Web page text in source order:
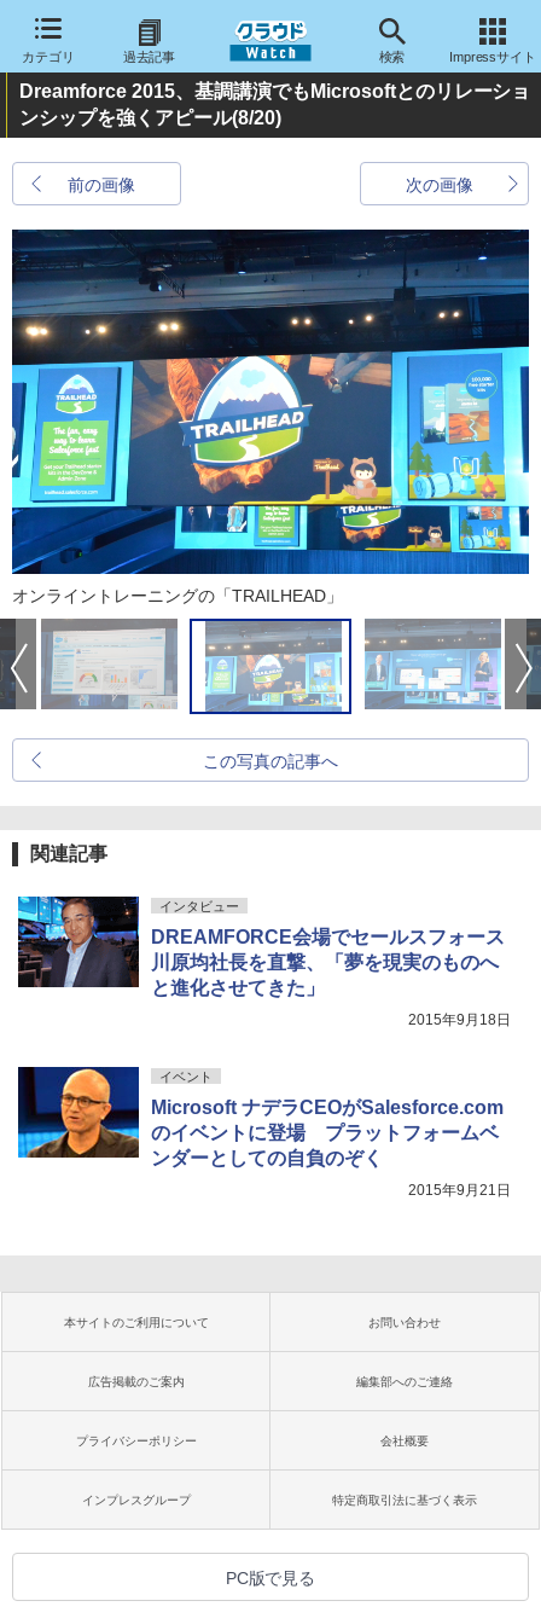
カテゴリ 過去記事 検索 Impressサイト
Dreamforce 2015、基調講演でもMicrosoftとのリレーショ
ンシップを強くアピール(8/20)
前の画像 次の画像
オンライントレーニングの「TRAILHEAD」
この写真の記事へ
関連記事
インタビュー
DREAMFORCE会場でセールスフォース
川原均社長を直撃、「夢を現実のものへ
と進化させてきた」
2015年9月18日
イベント
Microsoft ナデラCEOがSalesforce.com
のイベントに登場 プラットフォームベ
ンダーとしての自負のぞく
2015年9月21日
本サイトのご利用について お問い合わせ
広告掲載のご案内 編集部へのご連絡
プライバシーポリシー 会社概要
インプレスグループ 特定商取引法に基づく表示
PC版で見る